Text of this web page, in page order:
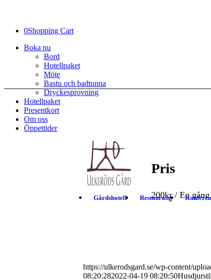
0Shopping Cart
Boka nu
Bord
Hotellpaket
Möte
Bastu och badtunna
Dryckesprovning
Hotellpaket
Presentkort
Om oss
Öppettider
Gårdshotell Restaurang
Pris
200kr/ En gång
https://ulkerodsgard.se/wp-content/
08:20:282022-04-19 08:20:50